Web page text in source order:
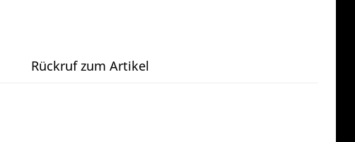
Rückruf zum Artikel